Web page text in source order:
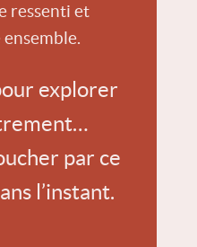
ressenti et
ensemble.
explorer
par ce
l’instant.